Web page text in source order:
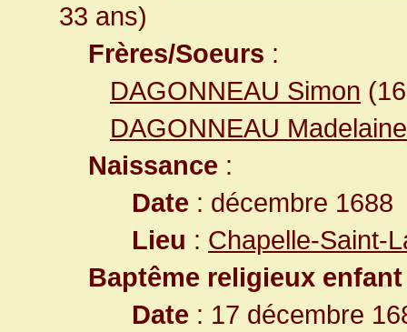
33 ans)
Frères/Soeurs :
DAGONNEAU Simon
DAGONNEAU Madelaine
Naissance :
Date : décembre 1688
Lieu : Chapelle-Saint-
Baptême religieux enfant
Date : 17 décembre